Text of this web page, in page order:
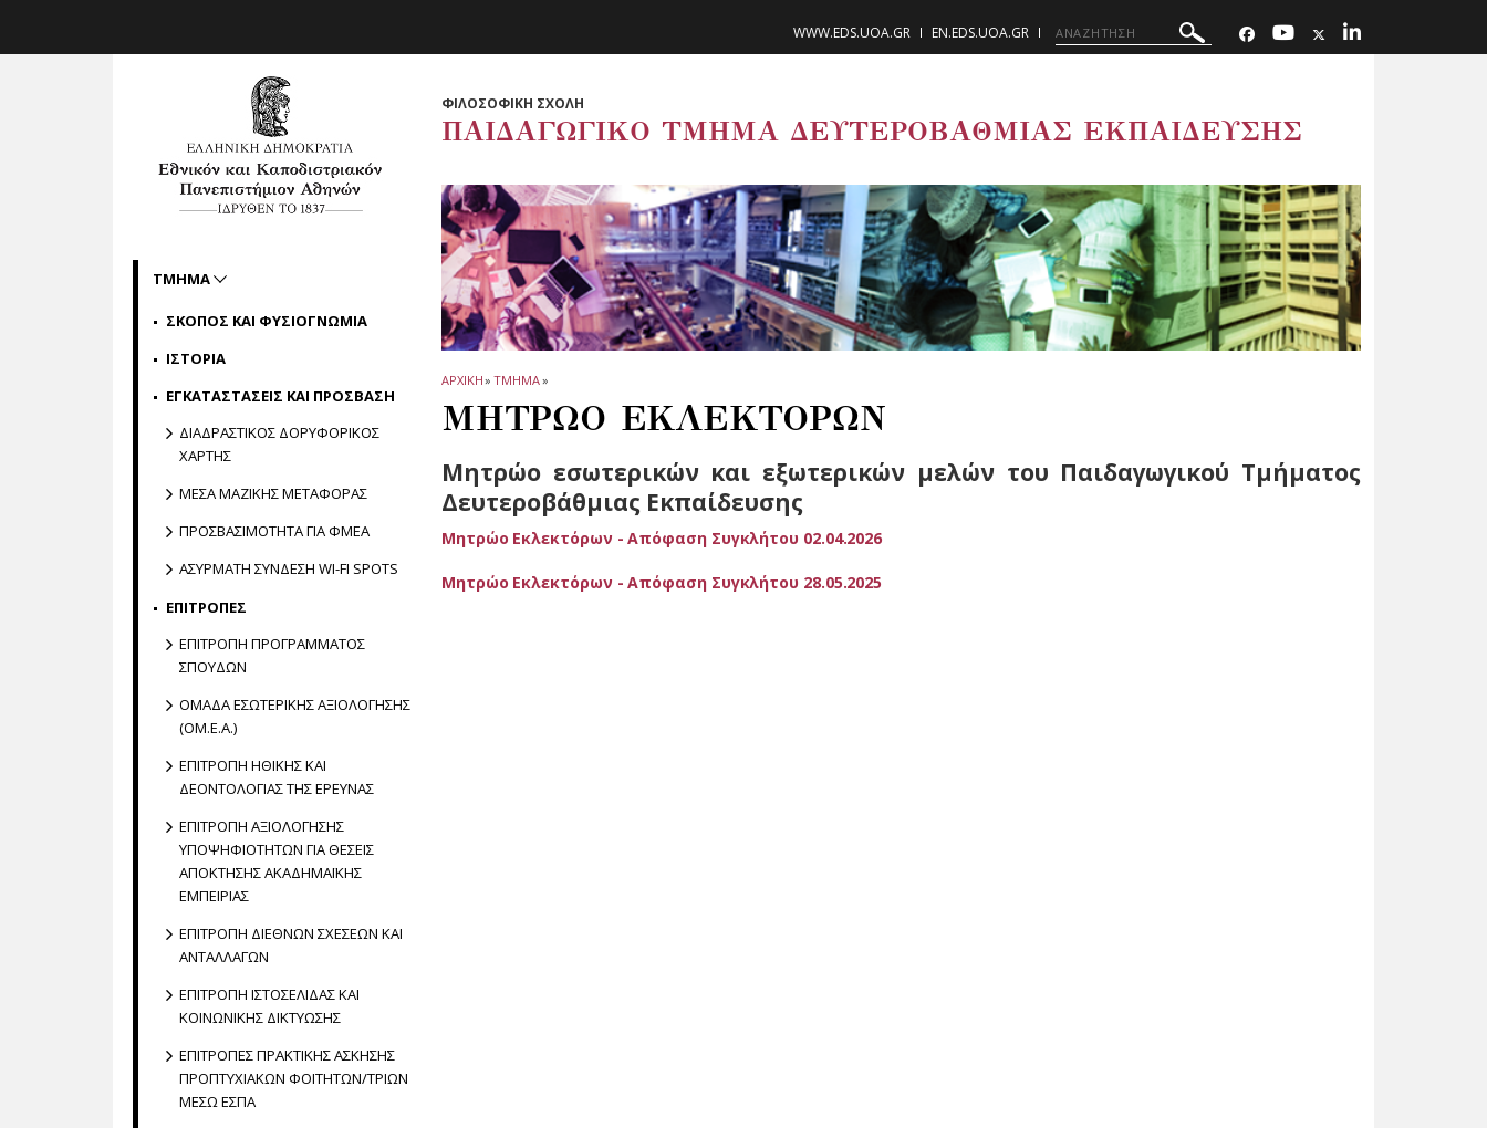
WWW.EDS.UOA.GR EN.EDS.UOA.GR
ΦΙΛΟΣΟΦΙΚΗ ΣΧΟΛΗ
ΠΑΙΔΑΓΩΓΙΚΟ ΤΜΗΜΑ ΔΕΥΤΕΡΟΒΑΘΜΙΑΣ ΕΚΠΑΙΔΕΥΣΗΣ
ΑΡΧΙΚΗ» ΤΜΗΜΑ»
ΜΗΤΡΩΟ ΕΚΛΕΚΤΟΡΩΝ
Μητρώο εσωτερικών και εξωτερικών μελών του Παιδαγωγικού Τμήματος
Δευτεροβάθμιας Εκπαίδευσης
Μητρώο Εκλεκτόρων - Απόφαση Συγκλήτου 02.04.2026
Μητρώο Εκλεκτόρων - Απόφαση Συγκλήτου 28.05.2025
ΤΜΗΜΑ
ΣΚΟΠΟΣ ΚΑΙ ΦΥΣΙΟΓΝΩΜΙΑ
ΙΣΤΟΡΙΑ
ΕΓΚΑΤΑΣΤΑΣΕΙΣ ΚΑΙ ΠΡΟΣΒΑΣΗ
ΔΙΑΔΡΑΣΤΙΚΟΣ ΔΟΡΥΦΟΡΙΚΟΣ
ΧΑΡΤΗΣ
ΜΕΣΑ ΜΑΖΙΚΗΣ ΜΕΤΑΦΟΡΑΣ
ΠΡΟΣΒΑΣΙΜΟΤΗΤΑ ΓΙΑ ΦΜΕΑ
ΑΣΥΡΜΑΤΗ ΣΥΝΔΕΣΗ WI-FI SPOTS
ΕΠΙΤΡΟΠΕΣ
ΕΠΙΤΡΟΠΗ ΠΡΟΓΡΑΜΜΑΤΟΣ
ΣΠΟΥΔΩΝ
ΟΜΑΔΑ ΕΣΩΤΕΡΙΚΗΣ ΑΞΙΟΛΟΓΗΣΗΣ
(ΟΜ.Ε.Α.)
ΕΠΙΤΡΟΠΗ ΗΘΙΚΗΣ ΚΑΙ
ΔΕΟΝΤΟΛΟΓΙΑΣ ΤΗΣ ΕΡΕΥΝΑΣ
ΕΠΙΤΡΟΠΗ ΑΞΙΟΛΟΓΗΣΗΣ
ΥΠΟΨΗΦΙΟΤΗΤΩΝ ΓΙΑ ΘΕΣΕΙΣ
ΑΠΟΚΤΗΣΗΣ ΑΚΑΔΗΜΑΪΚΗΣ
ΕΜΠΕΙΡΙΑΣ
ΕΠΙΤΡΟΠΗ ΔΙΕΘΝΩΝ ΣΧΕΣΕΩΝ ΚΑΙ
ΑΝΤΑΛΛΑΓΩΝ
ΕΠΙΤΡΟΠΗ ΙΣΤΟΣΕΛΙΔΑΣ ΚΑΙ
ΚΟΙΝΩΝΙΚΗΣ ΔΙΚΤΥΩΣΗΣ
ΕΠΙΤΡΟΠΕΣ ΠΡΑΚΤΙΚΗΣ ΑΣΚΗΣΗΣ
ΠΡΟΠΤΥΧΙΑΚΩΝ ΦΟΙΤΗΤΩΝ/ΤΡΙΩΝ
ΜΕΣΩ ΕΣΠΑ